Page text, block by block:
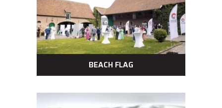
BEACH FLAG